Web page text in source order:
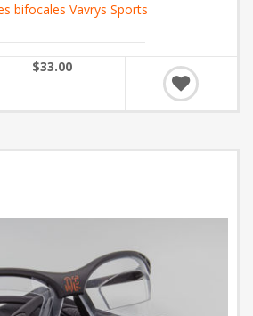
bifocales Vavrys Sports
$33.00